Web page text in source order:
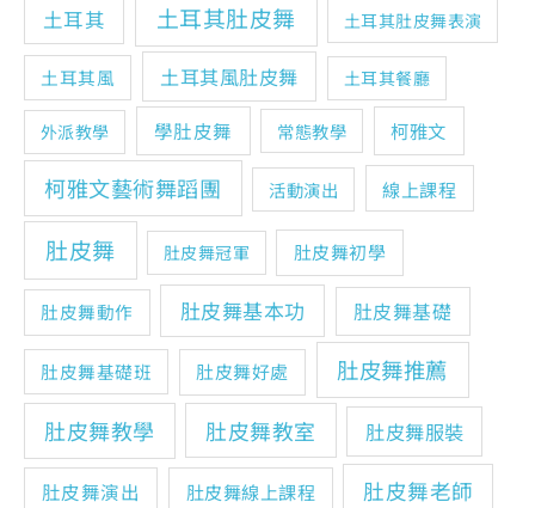
土耳其 土耳其肚皮舞 土耳其肚皮舞表演
土耳其風 土耳其風肚皮舞 土耳其餐廳
外派教學 學肚皮舞 常態教學 柯雅文
柯雅文藝術舞蹈團 活動演出 線上課程
肚皮舞 肚皮舞冠軍 肚皮舞初學
肚皮舞動作 肚皮舞基本功 肚皮舞基礎
肚皮舞基礎班 肚皮舞好處
肚皮舞推薦
肚皮舞教學
肚皮舞教室 肚皮舞服裝
肚皮舞演出 肚皮舞線上課程 肚皮舞老師